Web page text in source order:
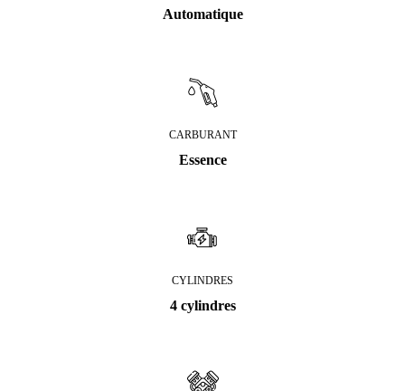
Automatique
CARBURANT
Essence
CYLINDRES
4 cylindres